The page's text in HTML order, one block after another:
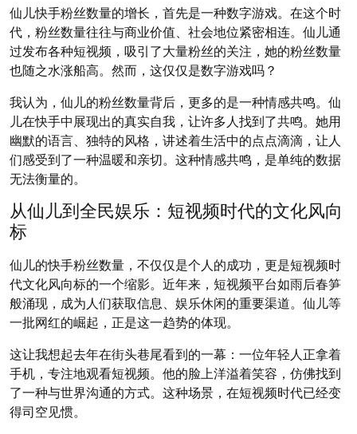
仙儿快手粉丝数量的增长，首先是一种数字游戏。在这个时
代，粉丝数量往往与商业价值、社会地位紧密相连。仙儿通
过发布各种短视频，吸引了大量粉丝的关注，她的粉丝数量
也随之水涨船高。然而，这仅仅是数字游戏吗？
我认为，仙儿的粉丝数量背后，更多的是一种情感共鸣。仙
儿在快手中展现出的真实自我，让许多人找到了共鸣。她用
幽默的语言、独特的风格，讲述着生活中的点点滴滴，让人
们感受到了一种温暖和亲切。这种情感共鸣，是单纯的数据
无法衡量的。
从仙儿到全民娱乐：短视频时代的文化风向
标
仙儿的快手粉丝数量，不仅仅是个人的成功，更是短视频时
代文化风向标的一个缩影。近年来，短视频平台如雨后春笋
般涌现，成为人们获取信息、娱乐休闲的重要渠道。仙儿等
一批网红的崛起，正是这一趋势的体现。
这让我想起去年在街头巷尾看到的一幕：一位年轻人正拿着
手机，专注地观看短视频。他的脸上洋溢着笑容，仿佛找到
了一种与世界沟通的方式。这种场景，在短视频时代已经变
得司空见惯。